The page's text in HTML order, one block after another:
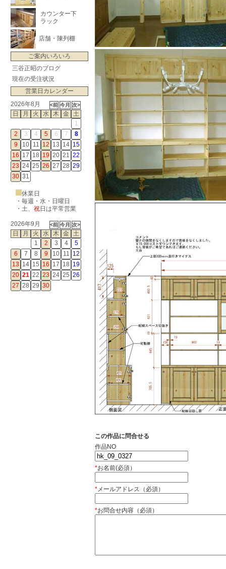
カウンター下
ラック
店舗・陳列棚
ご案内いろいろ
三谷正昭のブログ
現在の受注状況
営業日カレンダー
2026年8月
日
月 火 水 木 金
土
1
2
3 4 5 6 7
8
9
10 11 12 13 14 15
16 17 18 19 20 21 22
23 24 25 26 27 28 29
30 31
休業日
・毎週・水・日曜日
・ 土、 祝日は平常営業
2026年9月
日
月 火 水 木 金
土
1
2 3 4
5
6
7 8 9 10 11 12
13 14 15 16 17 18 19
20 21 22 23 24 25 26
27 28 29 30
この作品に問合せる
作品NO
*お名前(必須）
*メールアドレス（必須）
*お問合せ内容（必須）